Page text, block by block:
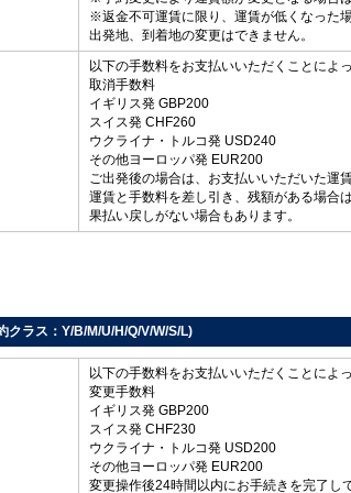
※返金不可運賃に限り、運賃が低くなった
出発地、到着地の変更はできません。
以下の手数料をお支払いいただくことによっ
取消手数料
イギリス発 GBP200
スイス発 CHF260
ウクライナ・トルコ発 USD240
その他ヨーロッパ発 EUR200
ご出発後の場合は、お支払いいただいた運
運賃と手数料を差し引き、残額がある場合
果払い戻しがない場合もあります。
クラス：Y/B/M/U/H/Q/V/W/S/L)
以下の手数料をお支払いいただくことによっ
変更手数料
イギリス発 GBP200
スイス発 CHF230
ウクライナ・トルコ発 USD200
その他ヨーロッパ発 EUR200
変更操作後24時間以内にお手続きを完了し